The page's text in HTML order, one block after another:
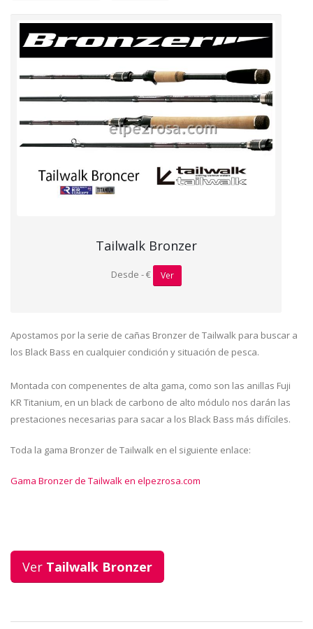
Tailwalk Bronzer
Desde - € Ver
Apostamos por la serie de cañas Bronzer de Tailwalk para buscar a
los Black Bass en cualquier condición y situación de pesca.
Montada con compenentes de alta gama, como son las anillas Fuji
KR Titanium, en un black de carbono de alto módulo nos darán las
prestaciones necesarias para sacar a los Black Bass más difíciles.
Toda la gama Bronzer de Tailwalk en el siguiente enlace:
Gama Bronzer de Tailwalk en elpezrosa.com
Ver Tailwalk Bronzer